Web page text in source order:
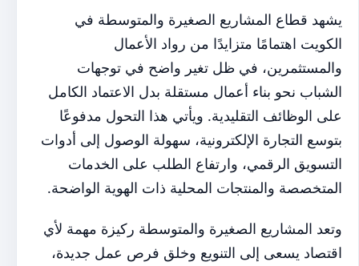
يشهد قطاع المشاريع الصغيرة والمتوسطة في
الكويت اهتمامًا متزايدًا من رواد الأعمال
والمستثمرين، في ظل تغير واضح في توجهات
الشباب نحو بناء أعمال مستقلة بدل الاعتماد الكامل
على الوظائف التقليدية. ويأتي هذا التحول مدفوعًا
بتوسع التجارة الإلكترونية، سهولة الوصول إلى أدوات
التسويق الرقمي، وارتفاع الطلب على الخدمات
المتخصصة والمنتجات المحلية ذات الهوية الواضحة.
وتعد المشاريع الصغيرة والمتوسطة ركيزة مهمة لأي
اقتصاد يسعى إلى التنويع وخلق فرص عمل جديدة،